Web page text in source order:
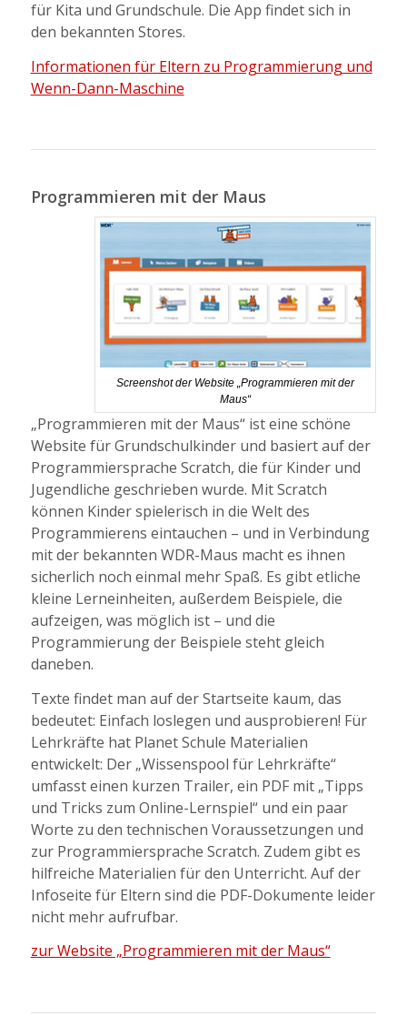
für Kita und Grundschule. Die App findet sich in
den bekannten Stores.
Informationen für Eltern zu Programmierung und
Wenn-Dann-Maschine
Programmieren mit der Maus
Screenshot der Website „Programmieren mit der
Maus“
„Programmieren mit der Maus“ ist eine schöne
Website für Grundschulkinder und basiert auf der
Programmiersprache Scratch, die für Kinder und
Jugendliche geschrieben wurde. Mit Scratch
können Kinder spielerisch in die Welt des
Programmierens eintauchen – und in Verbindung
mit der bekannten WDR-Maus macht es ihnen
sicherlich noch einmal mehr Spaß. Es gibt etliche
kleine Lerneinheiten, außerdem Beispiele, die
aufzeigen, was möglich ist – und die
Programmierung der Beispiele steht gleich
daneben.
Texte findet man auf der Startseite kaum, das
bedeutet: Einfach loslegen und ausprobieren! Für
Lehrkräfte hat Planet Schule Materialien
entwickelt: Der „Wissenspool für Lehrkräfte“
umfasst einen kurzen Trailer, ein PDF mit „Tipps
und Tricks zum Online-Lernspiel“ und ein paar
Worte zu den technischen Voraussetzungen und
zur Programmiersprache Scratch. Zudem gibt es
hilfreiche Materialien für den Unterricht. Auf der
Infoseite für Eltern sind die PDF-Dokumente leider
nicht mehr aufrufbar.
zur Website „Programmieren mit der Maus“